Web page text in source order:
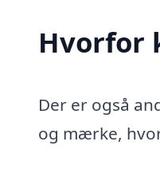
Hvorfor
Der er også
og mærke,